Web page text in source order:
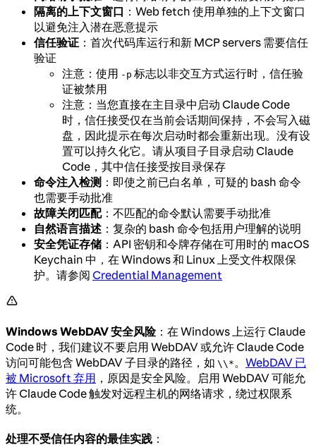
隔离的上下文窗口 ：Web fetch 使用单独的上下文窗口
以避免注入潜在恶意提示
信任验证 ：首次代码库运行和新 MCP servers 需要信任
验证
注意：使用 -p 标志以非交互方式运行时，信任验
证被禁用
注意：当您直接在主目录中启动 Claude Code
时，信任接受仅在当前会话期间保持，不会写入磁
盘，因此提示在每次启动时都会重新出现。没有设
置可以持久化它。请从项目子目录启动 Claude
Code，其中信任接受按目录保存
命令注入检测 ：即使之前已白名单，可疑的 bash 命令
也需要手动批准
故障关闭匹配：不匹配的命令默认需要手动批准
自然语言描述 ：复杂的 bash 命令包括用户理解的说明
安全凭证存储 ：API 密钥和令牌存储在可用时的 macOS
Keychain 中，在 Windows 和 Linux 上受文件权限保
护。请参阅 Credential Management
Windows WebDAV 安全风险：在 Windows 上运行 Claude
Code 时，我们建议不要启用 WebDAV 或允许 Claude Code
访问可能包含 WebDAV 子目录的路径，如 \\*。 WebDAV 已
被 Microsoft 弃用 ，原因是安全风险。启用 WebDAV 可能允
许 Claude Code 触发对远程主机的网络请求，绕过权限系
统。
处理不受信任内容的最佳实践 ：